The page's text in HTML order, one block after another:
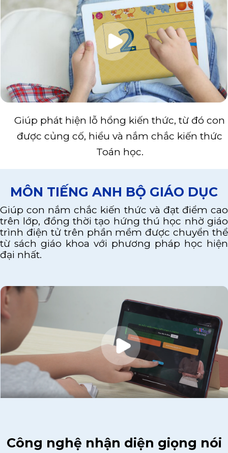
Giúp phát hiện lỗ hổng kiến thức, từ đó con
được củng cố, hiểu và nắm chắc kiến thức
Toán học.
MÔN TIẾNG ANH BỘ GIÁO DỤC
Giúp con nắm chắc kiến thức và đạt điểm cao
trên lớp, đồng thời tạo hứng thú học nhờ giáo
trình điện tử trên phần mềm được chuyển thể
từ sách giáo khoa với phương pháp học hiện
đại nhất.
Công nghệ nhận diện giọng nói